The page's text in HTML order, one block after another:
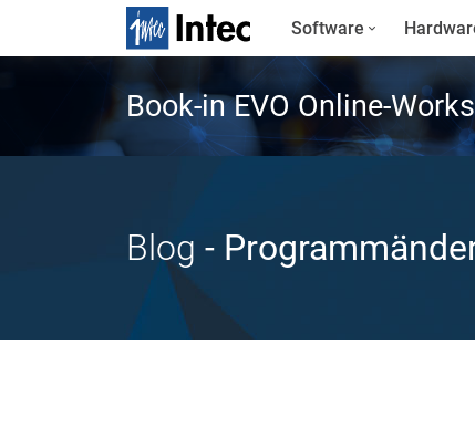
Software
Book-in EVO Online-
Blog -